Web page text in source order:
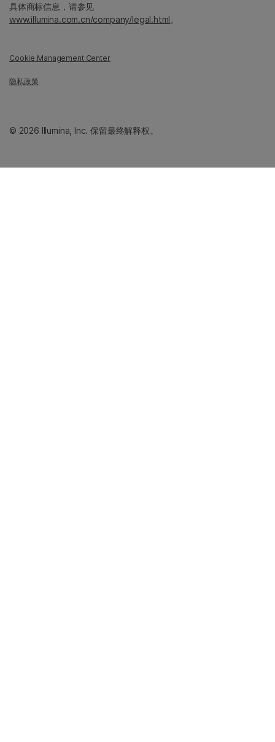
具体商标信息，请参见
www.illumina.com.cn/company/legal.html。
Cookie Management Center
隐私政策
© 2026 Illumina, Inc. 保留最终解释权。